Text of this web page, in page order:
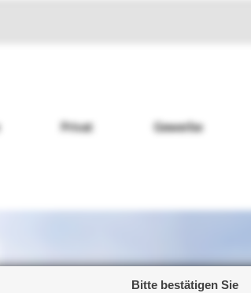
Bitte bestätigen Sie
Privat Gewerbe